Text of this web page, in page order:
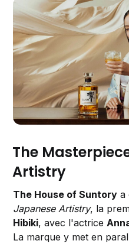
The
Artistry
The House of Suntory a
Japanese Artistry, la
Hibiki, avec l'actrice
La marque y met en